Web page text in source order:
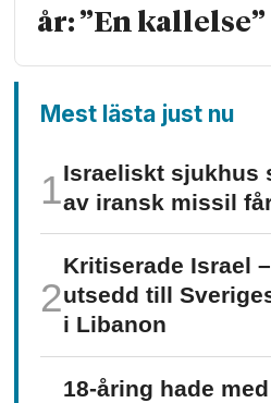
år: ”En kallelse”
Mest lästa just nu
Israeliskt sjukhus
av iransk missil
Kritiserade Israel
utsedd till
i Libanon
18-åring hade